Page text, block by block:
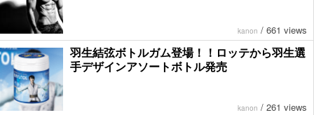
kanon / 661 views
羽生結弦ボトルガム登場！！ロッテから羽生選
手デザインアソートボトル発売
kanon / 261 views